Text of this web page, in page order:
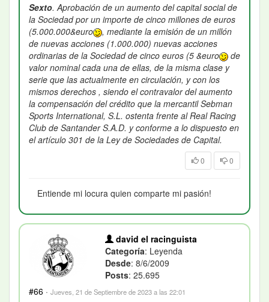
Sexto. Aprobación de un aumento del capital social de
la Sociedad por un importe de cinco millones de euros
(5.000.000&euro
, mediante la emisión de un millón
de nuevas acciones (1.000.000) nuevas acciones
ordinarias de la Sociedad de cinco euros (5 &euro
de
valor nominal cada una de ellas, de la misma clase y
serie que las actualmente en circulación, y con los
mismos derechos , siendo el contravalor del aumento
la compensación del crédito que la mercantil Sebman
Sports International, S.L. ostenta frente al Real Racing
Club de Santander S.A.D. y conforme a lo dispuesto en
el artículo 301 de la Ley de Sociedades de Capital.
0 0
Entiende mi locura quien comparte mi pasión!
david el racinguista
Categoría: Leyenda
Desde: 8/6/2009
Posts: 25.695
#66 · Jueves, 21 de Septiembre de 2023 a las 22:01